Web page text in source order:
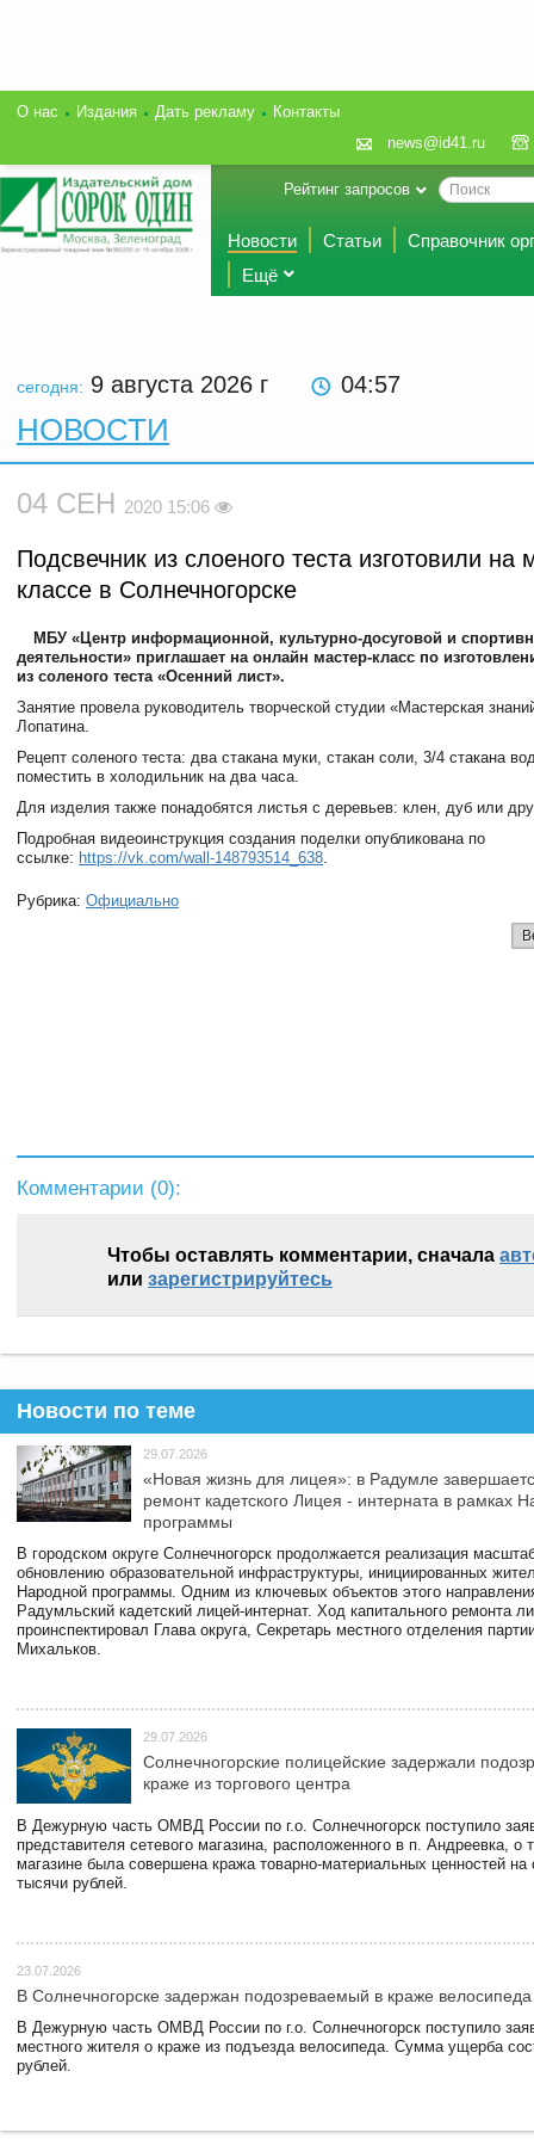
О нас Издания Дать рекламу
Контакты
news@id41.ru
Рейтинг запросов
Новости Статьи
Справочник
Ещё
сегодня: 9 августа 2026 г 04:57
НОВОСТИ
04 СЕН 2020 15:06
Подсвечник из слоеного теста изготовили на
классе в Солнечногорске
МБУ «Центр информационной, культурно-досуговой и
деятельности» приглашает на онлайн мастер-класс по
из соленого теста «Осенний лист».
Занятие провела руководитель творческой студии «Мастерская
Лопатина.
Рецепт соленого теста: два стакана муки, стакан соли, 3/4 стакана
поместить в холодильник на два часа.
Для изделия также понадобятся листья с деревьев: клен, дуб или
Подробная видеоинструкция создания поделки опубликована по
ссылке: https://vk.com/wall-148793514_638
Рубрика: Официально
Комментарии (0):
Чтобы оставлять комментарии, сначала
или зарегистрируйтесь
Новости по теме
29.07.2026
«Новая жизнь для лицея»: в Радумле
ремонт кадетского Лицея - интерната в рамках
программы
В городском округе Солнечногорск продолжается реализация
обновлению образовательной инфраструктуры, инициированных
Народной программы. Одним из ключевых объектов этого
Радумльский кадетский лицей-интернат. Ход капитального ремонта
проинспектировал Глава округа, Секретарь местного отделения
Михальков.
29.07.2026
Солнечногорские полицейские задержали
краже из торгового центра
В Дежурную часть ОМВД России по г.о. Солнечногорск поступило
представителя сетевого магазина, расположенного в п. Андреевка, о
магазине была совершена кража товарно-материальных ценностей
тысячи рублей.
23.07.2026
В Солнечногорске задержан подозреваемый в краже велосипеда
В Дежурную часть ОМВД России по г.о. Солнечногорск поступило
местного жителя о краже из подъезда велосипеда. Сумма ущерба
рублей.